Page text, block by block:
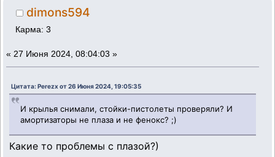
dimons594
Карма: 3
« 27 Июня 2024, 08:04:03 »
Цитата: Perezx от 26 Июня 2024, 19:05:35
И крылья снимали, стойки-пистолеты проверяли? И
амортизаторы не плаза и не фенокс? ;)
Какие то проблемы с плазой?)